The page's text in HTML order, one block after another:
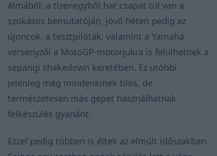
álmából: a tizenegyből hat csapat túl van a
szokásos bemutatóján, jövő héten pedig az
újoncok, a tesztpilóták, valamint a Yamaha
versenyzői a MotoGP-motorjukra is felülhetnek a
sepangi shakedown keretében. Ez utóbbi
jelenleg még mindenkinek tilos, de
természetesen más gépet használhatnak
felkészülés gyanánt.
Ezzel pedig többen is éltek az elmúlt időszakban.